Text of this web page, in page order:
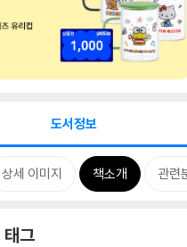
도서정보
상세 이미지 책소개 관련
태그